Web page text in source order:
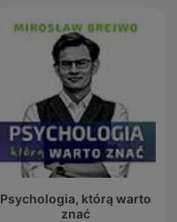
Psychologia, którą warto
znać